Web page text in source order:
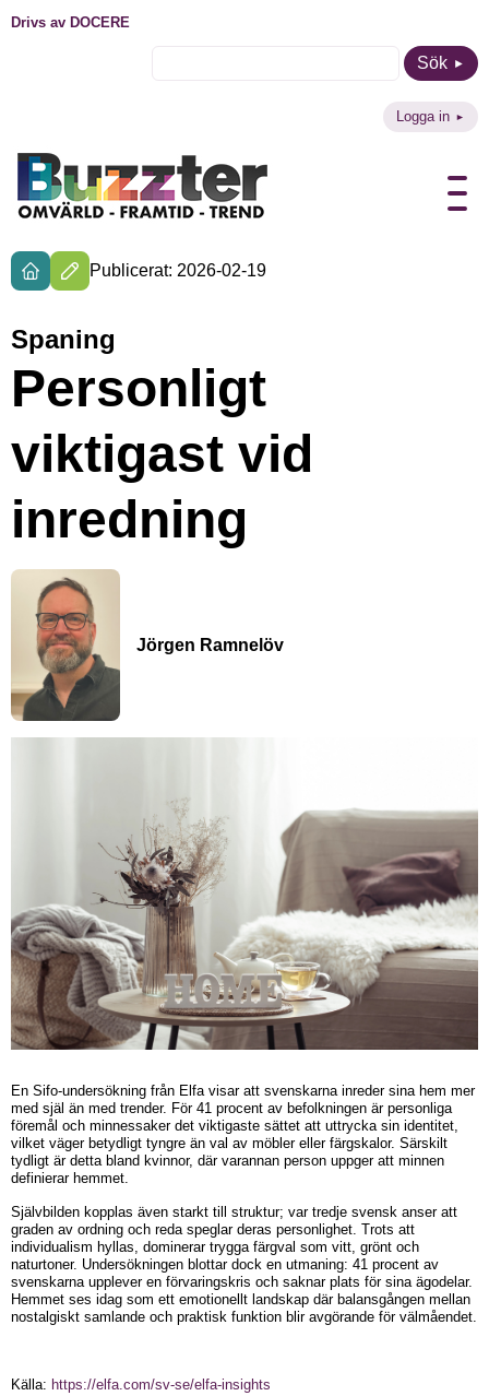
Drivs av DOCERE
Sök
Logga in
Publicerat: 2026-02-19
Spaning
Personligt
viktigast vid
inredning
Jörgen Ramnelöv
En Sifo-undersökning från Elfa visar att svenskarna inreder sina hem mer
med själ än med trender. För 41 procent av befolkningen är personliga
föremål och minnessaker det viktigaste sättet att uttrycka sin identitet,
vilket väger betydligt tyngre än val av möbler eller färgskalor. Särskilt
tydligt är detta bland kvinnor, där varannan person uppger att minnen
definierar hemmet.
Självbilden kopplas även starkt till struktur; var tredje svensk anser att
graden av ordning och reda speglar deras personlighet. Trots att
individualism hyllas, dominerar trygga färgval som vitt, grönt och
naturtoner. Undersökningen blottar dock en utmaning: 41 procent av
svenskarna upplever en förvaringskris och saknar plats för sina ägodelar.
Hemmet ses idag som ett emotionellt landskap där balansgången mellan
nostalgiskt samlande och praktisk funktion blir avgörande för välmåendet.
Källa: https://elfa.com/sv-se/elfa-insights